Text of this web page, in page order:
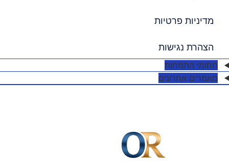
מדיניות פרטיות
הצהרת נגישות
תחומי התמחות
מאמרים אחרונים